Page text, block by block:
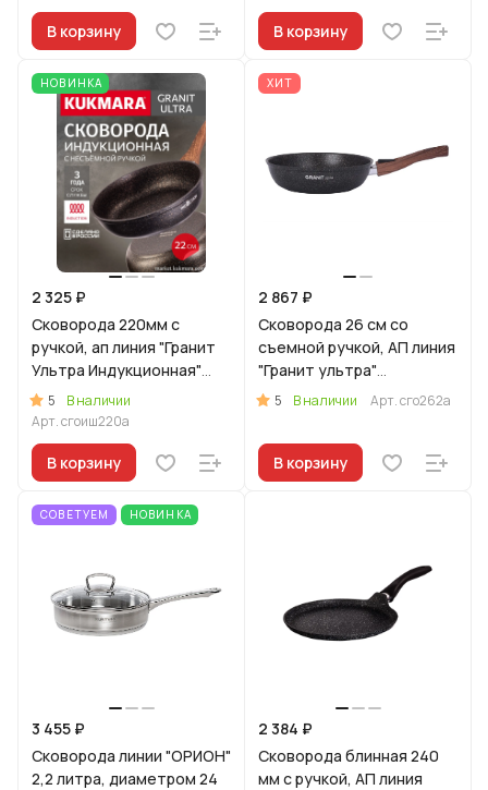
В корзину В корзину
НОВИНКА
2 325 ₽
Сковорода 220мм с
ручкой, ап линия "Гранит
Ультра Индукционная"
(оригинальный)
5
В наличии
Арт.сгоиш220а
В корзину
ХИТ
2 867 ₽
Сковорода 26 см со
съемной ручкой, АП линия
"Гранит ультра"
(Оригинальный)
5 В наличии Арт.сго262а
В корзину
СОВЕТУЕМ НОВИНКА
3 455 ₽
Сковорода линии "ОРИОН"
2,2 литра, диаметром 24
2 384 ₽
Сковорода блинная 240
мм с ручкой, АП линия